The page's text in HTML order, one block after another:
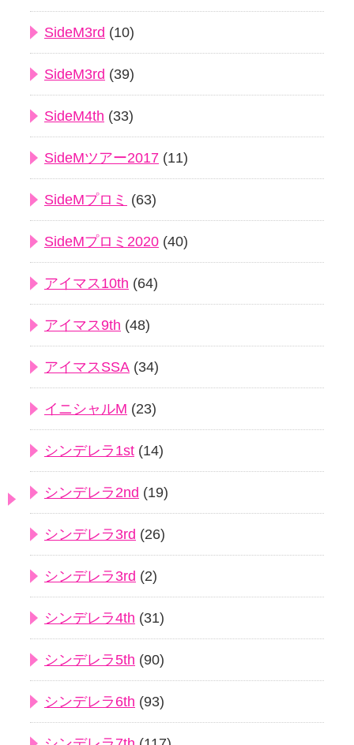
SideM3rd (10)
SideM3rd (39)
SideM4th (33)
SideMツアー2017 (11)
SideMプロミ (63)
SideMプロミ2020 (40)
アイマス10th (64)
アイマス9th (48)
アイマスSSA (34)
イニシャルM (23)
シンデレラ1st (14)
シンデレラ2nd (19)
シンデレラ3rd (26)
シンデレラ3rd (2)
シンデレラ4th (31)
シンデレラ5th (90)
シンデレラ6th (93)